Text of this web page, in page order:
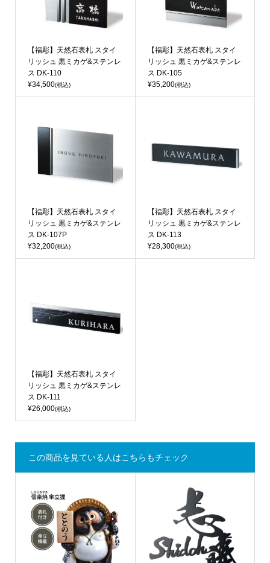
【福彫】天然石表札 スタイ
リッシュ 黒ミカゲ&ステンレ
ス DK-110
¥34,500(税込)
【福彫】天然石表札 スタイ
リッシュ 黒ミカゲ&ステンレ
ス DK-105
¥35,200(税込)
【福彫】天然石表札 スタイ
リッシュ 黒ミカゲ&ステンレ
ス DK-107P
¥32,200(税込)
【福彫】天然石表札 スタイ
リッシュ 黒ミカゲ&ステンレ
ス DK-113
¥28,300(税込)
【福彫】天然石表札 スタイ
リッシュ 黒ミカゲ&ステンレ
ス DK-111
¥26,000(税込)
この商品を見ている人はこちらもチェック